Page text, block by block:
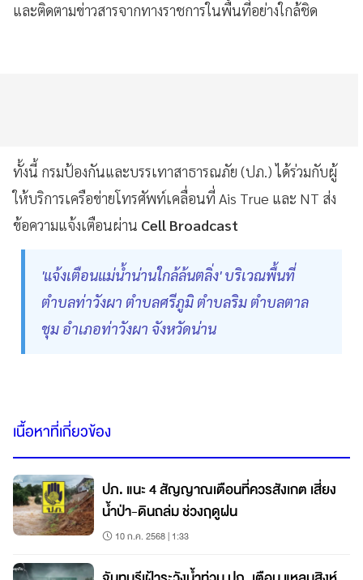
และติดตามข่าวสารจากทางราชการในพื้นที่อย่างใกล้ชิด
ทั้งนี้ กรมป้องกันและบรรเทาสาธารณภัย (ปภ.) ได้ร่วมกับผู้
ให้บริการเครือข่ายโทรศัพท์เคลื่อนที่ Ais True และ NT ส่ง
ข้อความแจ้งเตือนผ่าน Cell Broadcast
'แจ้งเตือนแม่น้ำน่านใกล้ล้นตลิ่ง' บริเวณพื้นที่
ตำบลท่าวังผา ตำบลศรีภูมิ ตำบลริม ตำบลตาล
ชุม อำเภอท่าวังผา จังหวัดน่าน
เนื้อหาที่เกี่ยวข้อง
ปภ. แนะ 4 สัญญาณเตือนที่ควรสังเกต เสี่ยง
น้ำป่า-ดินถล่ม ช่วงฤดูฝน
10 ก.ค. 2568 | 1:33